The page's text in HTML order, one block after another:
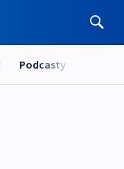
Podcasty